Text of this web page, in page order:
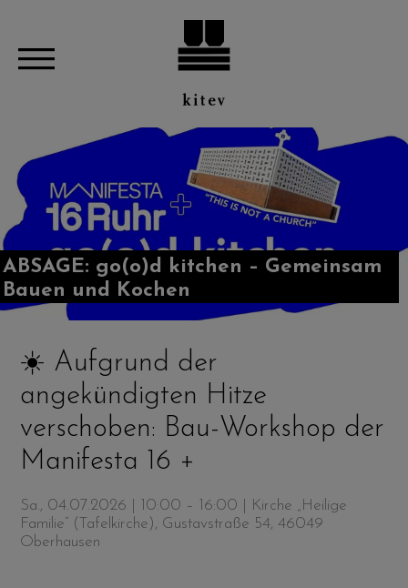
ABSAGE: go(o)d kitchen – Gemeinsam
Bauen und Kochen
☀️ Aufgrund der
angekündigten Hitze
verschoben: Bau-Workshop der
Manifesta 16 +
Sa., 04.07.2026 | 10:00 – 16:00 | Kirche „Heilige
Familie“ (Tafelkirche), Gustavstraße 54, 46049
Oberhausen